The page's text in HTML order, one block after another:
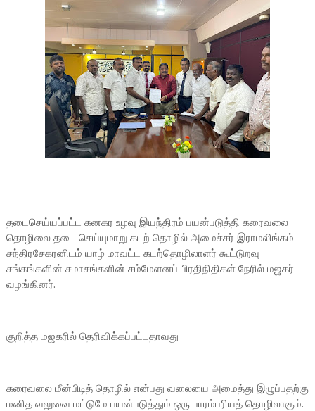
தடைசெய்யப்பட்ட கனகர உழவு இயந்திரம் பயன்படுத்தி கரைவலை
தொழிலை தடை செய்யுமாறு கடற் தொழில் அமைச்சர் இராமலிங்கம்
சந்திரசேகரனிடம் யாழ் மாவட்ட கடற்தொழிலாளர் கூட்டுறவு
சங்கங்களின் சமாசங்களின் சம்மேளனப் பிரதிநிதிகள் நேரில் மஜகர்
வழங்கினர்.
குறித்த மஜகரில் தெரிவிக்கப்பட்டதாவது
கரைவலை மீன்பிடித் தொழில் என்பது வலையை அமைத்து இழுப்பதற்கு
மனித வலுவை மட்டுமே பயன்படுத்தும் ஒரு பாரம்பரியத் தொழிலாகும்.